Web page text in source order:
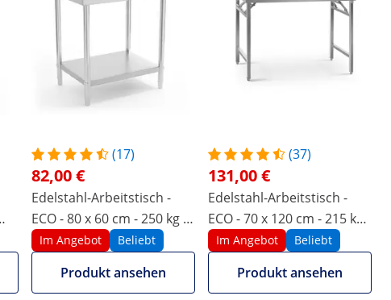
(17)
82,00 €
Edelstahl-Arbeitstisch -
ECO - 80 x 60 cm - 250 kg -
Royal Catering
Im Angebot Beliebt
Produkt ansehen
(37)
131,00 €
Edelstahl-Arbeitstisch -
ECO - 70 x 120 cm - 215 kg -
klappbar - Royal Catering
Im Angebot Beliebt
Produkt ansehen